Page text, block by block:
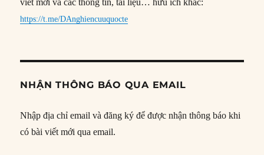
viết mới và các thông tin, tài liệu… hữu ích khác:
https://t.me/DAnghiencuuquocte
NHẬN THÔNG BÁO QUA EMAIL
Nhập địa chỉ email và đăng ký để được nhận thông báo khi
có bài viết mới qua email.